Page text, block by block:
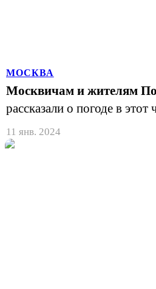
МОСКВА
Москвичам и жителям
рассказали о погоде в этот
11 янв. 2024